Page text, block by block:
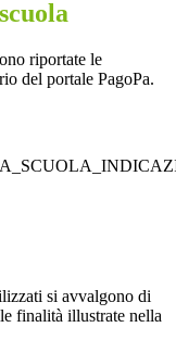
riportate le
del portale PagoPa.
si avvalgono di
finalità illustrate nella